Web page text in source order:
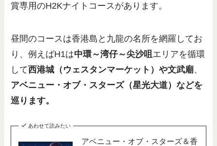
賞専用のH2Kナイトコースがあります。
昼間のコースは香港島と九龍の名所を網羅してお
り、例えばH1は中環～湾仔～尖沙咀 エリアを循環
して西港城（ウェスタンマーケット）や文武廟、
アベニュー・オブ・スターズ（星光大道）などを
巡ります。
あわせて読みたい
アベニュー・オブ・スターズ＆香